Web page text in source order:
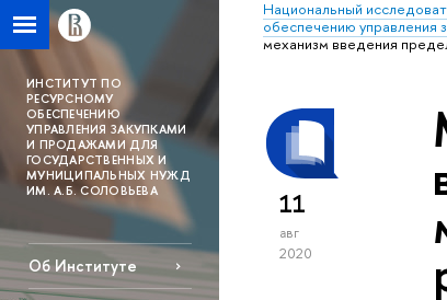
Национальный
обеспечению управления
механизм введения
ИНСТИТУТ ПО
РЕСУРСНОМУ
ОБЕСПЕЧЕНИЮ
УПРАВЛЕНИЯ ЗАКУПКАМИ
И ПРОДАЖАМИ ДЛЯ
ГОСУДАРСТВЕННЫХ И
МУНИЦИПАЛЬНЫХ НУЖД
ИМ. А.Б. СОЛОВЬЕВА
Об Институте
11
авг
2020